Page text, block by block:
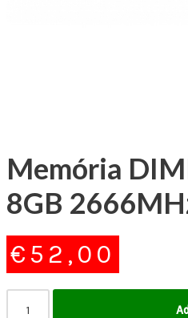
Memória
8GB
€ 52,00